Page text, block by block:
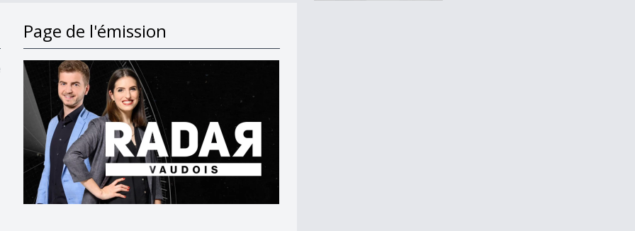
Jazz
Page de l'émission